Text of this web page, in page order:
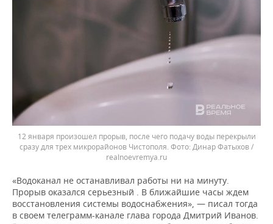
12 января произошел прорыв, после чего подачу воды перекрыли
сразу для трех микрорайонов Чистополя.
Динар Фатыхов /
realnoevremya.ru
«Водоканал не останавливал работы ни на минуту.
Прорыв оказался серьезный . В ближайшие часы ждем
восстановления системы водоснабжения», — писал тогда
в своем телеграмм-канале глава города Дмитрий Иванов.